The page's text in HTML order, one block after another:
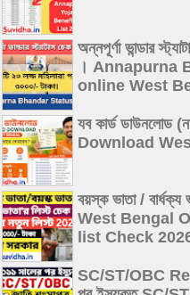
অন্নপূর্ণা ভান্ডার
। Annapurna
online West
যব কার্ড ডাউনলোড
Download
বয়স্ক ভাতা / বার্ধক্য
West Bengal
list Check
SC/ST/OBC